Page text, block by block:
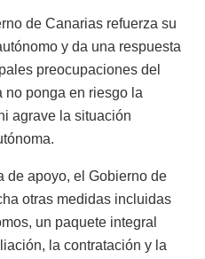
de Canarias refuerza su
y da una respuesta
preocupaciones del
no ponga en riesgo la
agrave la situación
de apoyo, el Gobierno de
otras medidas incluidas
un paquete integral
la contratación y la